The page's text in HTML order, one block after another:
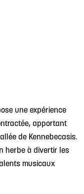
une expérience
apportant
de Kennebecasis.
herbe à divertir les
musicaux